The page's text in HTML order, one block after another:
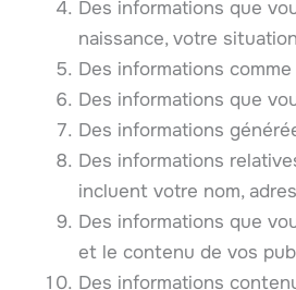
Des informations que
naissance, votre
Des informations
Des informations que
Des informations
Des informations
incluent votre nom,
Des informations que
et le contenu de vos
Des informations